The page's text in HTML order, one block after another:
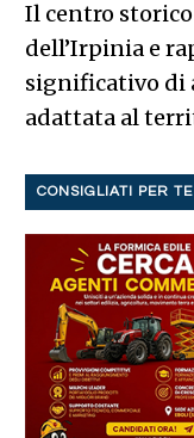
Il centro
dell’Irpinia e
significativo di
adattata al
CONSIGLIATI PER TE